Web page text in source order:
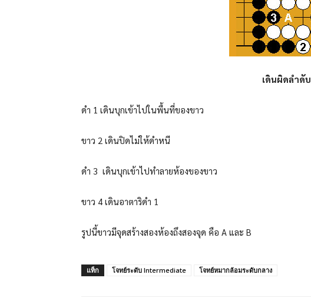
เดินผิดลำดับ
ดำ 1 เดินบุกเข้าไปในพื้นที่ของขาว
ขาว 2 เดินปิดไม่ให้ดำหนี
ดำ 3 เดินบุกเข้าไปทำลายห้องของขาว
ขาว 4 เดินอาตาริดำ 1
รูปนี้ขาวมีจุดสร้างสองห้องถึงสองจุด คือ A และ B
แท็ก โจทย์ระดับ Intermediate โจทย์หมากล้อมระดับกลาง